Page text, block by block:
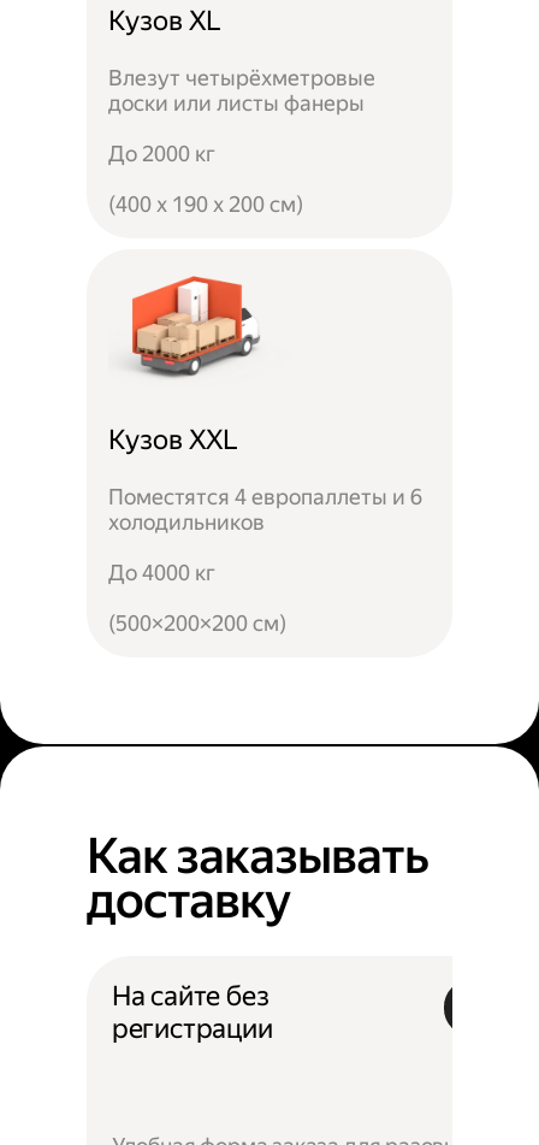
Кузов XL
Влезут четырёхметровые
доски или листы фанеры
До 2000 кг
(400 x 190 x 200 см)
Кузов XXL
Поместятся 4 европаллеты и 6
холодильников
До 4000 кг
(500×200×200 см)
Как заказывать
доставку
На сайте без
регистрации